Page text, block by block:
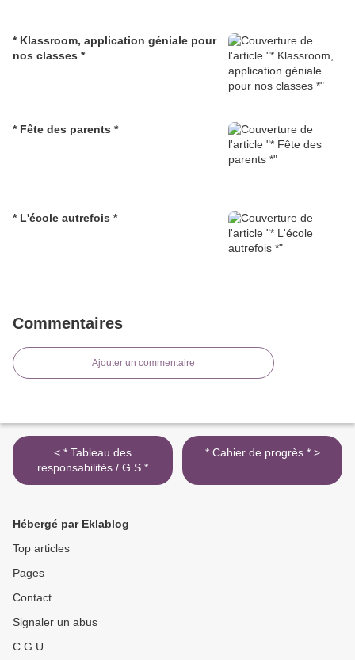
* Klassroom, application géniale pour
nos classes *
* Fête des parents *
* L'école autrefois *
Commentaires
Ajouter un commentaire
< * Tableau des
responsabilités / G.S *
* Cahier de progrès * >
Hébergé par Eklablog
Top articles
Pages
Contact
Signaler un abus
C.G.U.